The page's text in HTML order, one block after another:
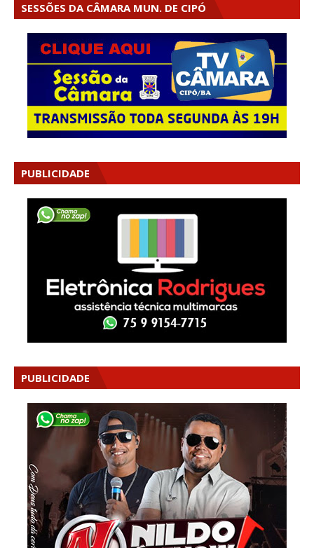
SESSÕES DA CÂMARA MUN. DE CIPÓ
PUBLICIDADE
PUBLICIDADE